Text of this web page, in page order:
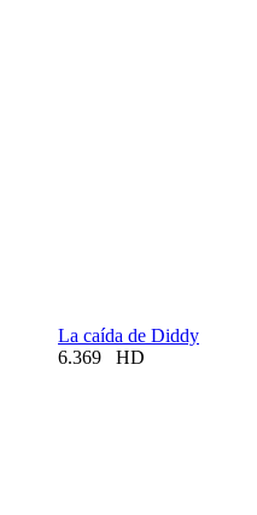
La caída de Diddy
6.369
HD